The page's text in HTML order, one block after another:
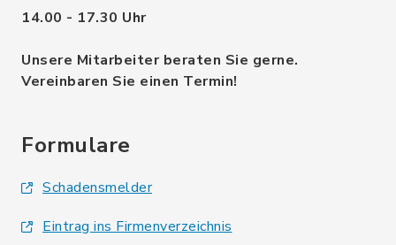
14.00 - 17.30 Uhr
Unsere Mitarbeiter beraten Sie gerne.
Vereinbaren Sie einen Termin!
Formulare
Schadensmelder
Eintrag ins Firmenverzeichnis